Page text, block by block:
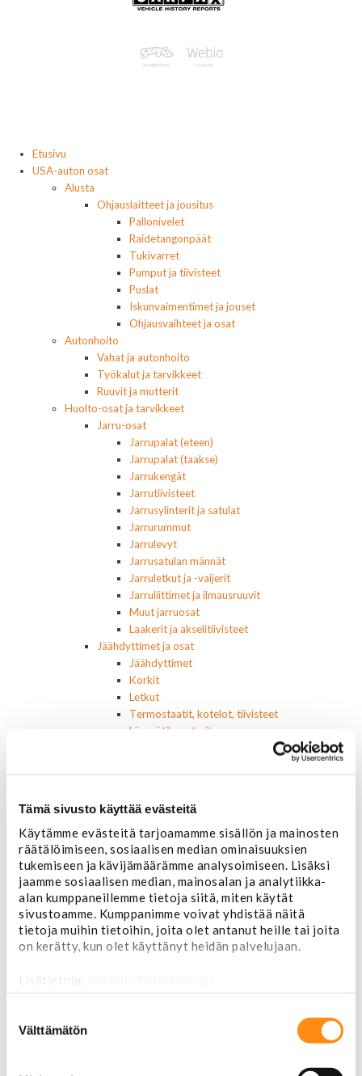
Tämä sivusto käyttää evästeitä
Käytämme evästeitä tarjoamamme sisällön ja mainosten
räätälöimiseen, sosiaalisen median ominaisuuksien
tukemiseen ja kävijämäärämme analysoimiseen. Lisäksi
jaamme sosiaalisen median, mainosalan ja analytiikka-
alan kumppaneillemme tietoja siitä, miten käytät
sivustoamme. Kumppanimme voivat yhdistää näitä
tietoja muihin tietoihin, joita olet antanut heille tai joita
on kerätty, kun olet käyttänyt heidän palvelujaan.
Lisätietoja: jarimaki.fi/tietosuoja
valinta
Välttämätön
Etusivu
USA-auton osat
Alusta
Ohjauslaitteet ja jousitus
Pallonivelet
Raidetangonpäät
Tukivarret
Pumput ja tiivisteet
Puslat
Iskunvaimentimet ja jouset
Ohjausvaihteet ja osat
Autonhoito
Vahat ja autonhoito
Työkalut ja tarvikkeet
Ruuvit ja mutterit
Huolto-osat ja tarvikkeet
Jarru-osat
Jarrupalat (eteen)
Jarrupalat (taakse)
Jarrukengät
Jarrutiivisteet
Jarrusylinterit ja satulat
Jarrurummut
Jarrulevyt
Jarrusatulan männät
Jarruletkut ja -vaijerit
Jarruliittimet ja ilmausruuvit
Muut jarruosat
Laakerit ja akselitiivisteet
Jäähdyttimet ja osat
Jäähdyttimet
Korkit
Letkut
Termostaatit, kotelot, tiivisteet
Lämpötila-anturit
Alapallonivelet
Yläpallonivelet
Raidetangonpäät sisempi
Raidetangonpäät ulompi
Vakaajan linkit
Polttoaine- ja ilmanottolaitteet
Suodattimet
Öljynsuodattimet
AC Delco